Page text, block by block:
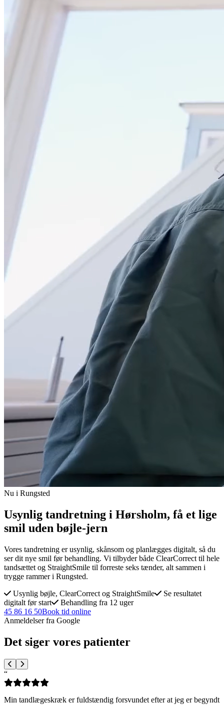
Nu i Rungsted
Usynlig tandretning i Hørsholm, få et lige
smil uden bøjle-jern
Vores tandretning er usynlig, skånsom og planlægges digitalt, så du
ser dit nye smil før behandling. Vi tilbyder både ClearCorrect til hele
tandsættet og StraightSmile til forreste seks tænder, alt sammen i
trygge rammer i Rungsted.
Usynlig bøjle, ClearCorrect og StraightSmile
Se resultatet
digitalt før start
Behandling fra 12 uger
45 86 16 50Book tid online
Anmeldelser fra Google
Det siger vores patienter
“
Min tandlægeskræk er fuldstændig forsvundet efter at jeg er begyndt